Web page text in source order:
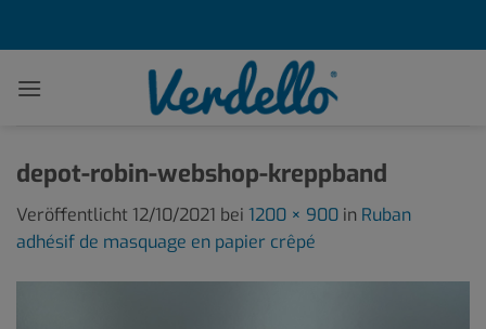
depot-robin-webshop-kreppband
Veröffentlicht 12/10/2021 bei 1200 × 900 in Ruban
adhésif de masquage en papier crêpé